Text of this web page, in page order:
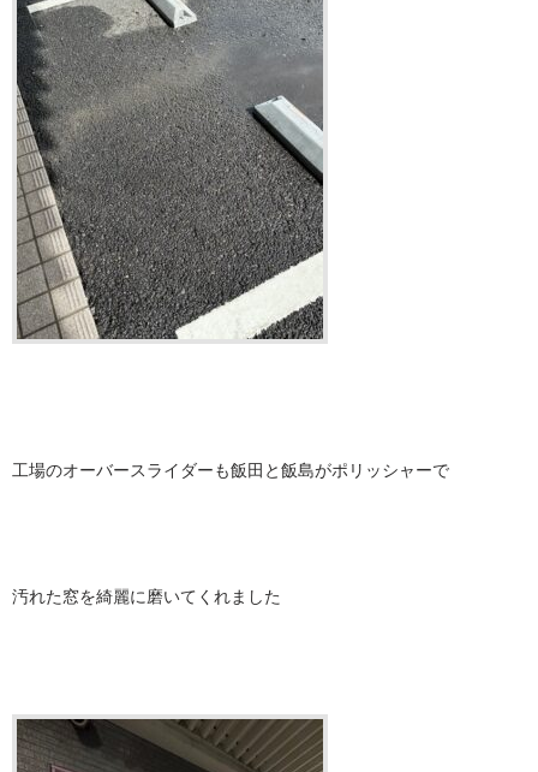
工場のオーバースライダーも飯田と飯島がポリッシャーで
汚れた窓を綺麗に磨いてくれました